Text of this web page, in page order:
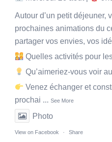
Autour d’un petit déjeuner,
prochaines animations du
partager vos envies, vos
Quelles activités pour
Qu’aimeriez-vous voir
Venez échanger et
prochai ... See More
Photo
View on Facebook · Share